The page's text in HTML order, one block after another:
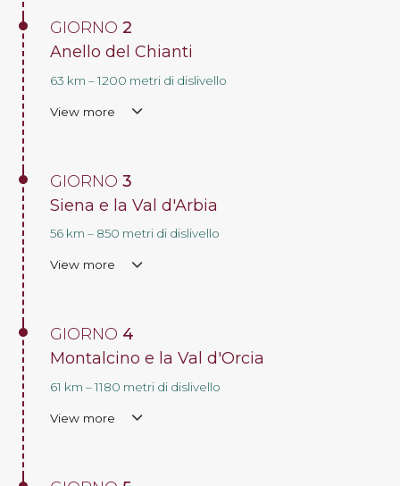
GIORNO2
Anello del Chianti
63 km – 1200 metri di dislivello
View more
GIORNO3
Siena e la Val d'Arbia
56 km – 850 metri di dislivello
View more
GIORNO 4
Montalcino e la Val d'Orcia
61 km – 1180 metri di dislivello
View more